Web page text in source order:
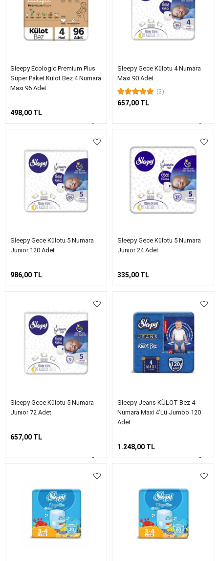
Sleepy Ecologic Premium Plus
Süper Paket Külot Bez 4 Numara
Maxi 96 Adet
498,00 TL
Sleepy Gece Külotu 4 Numara
Maxi 90 Adet
(3)
657,00 TL
Sleepy Gece Külotu 5 Numara
Junıor 120 Adet
986,00 TL
Sleepy Gece Külotu 5 Numara
Junıor 24 Adet
335,00 TL
Sleepy Gece Külotu 5 Numara
Junıor 72 Adet
657,00 TL
Sleepy Jeans KÜLOT Bez 4
Numara Maxi 4’lü Jumbo 120
Adet
1.248,00 TL